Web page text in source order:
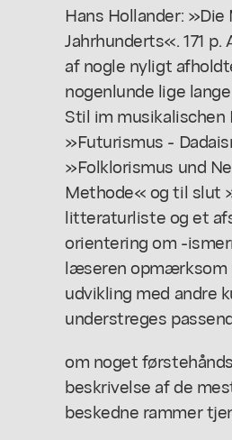
Hans Hollander:
Jahrhunderts«. 171 p.
af nogle nyligt
nogenlunde lige
Stil im
»Futurismus -
»Folklorismus und
Methode« og til slut
litteraturliste og et
orientering om -
læseren opmærksom
udvikling med andre
understreges
om noget
beskrivelse af de
beskedne rammer